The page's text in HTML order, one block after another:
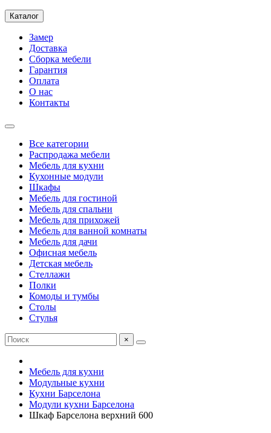
Каталог
Замер
Доставка
Сборка мебели
Гарантия
Оплата
О нас
Контакты
Все категории
Распродажа мебели
Мебель для кухни
Кухонные модули
Шкафы
Мебель для гостиной
Мебель для спальни
Мебель для прихожей
Мебель для ванной комнаты
Мебель для дачи
Офисная мебель
Детская мебель
Стеллажи
Полки
Комоды и тумбы
Столы
Стулья
×
Мебель для кухни
Модульные кухни
Кухни Барселона
Модули кухни Барселона
Шкаф Барселона верхний 600